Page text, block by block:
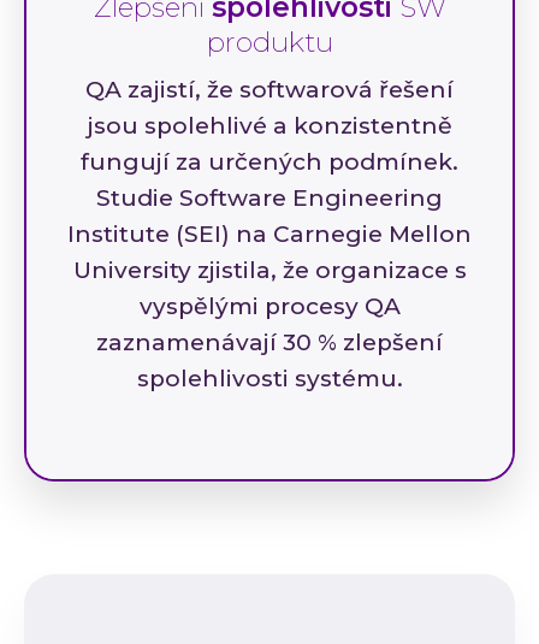
Zlepšeníspolehlivosti SW
produktu
QA zajistí, že softwarová řešení
jsou spolehlivé a konzistentně
fungují za určených podmínek.
Studie Software Engineering
Institute (SEI) na Carnegie Mellon
University zjistila, že organizace s
vyspělými procesy QA
zaznamenávají 30 % zlepšení
spolehlivosti systému.